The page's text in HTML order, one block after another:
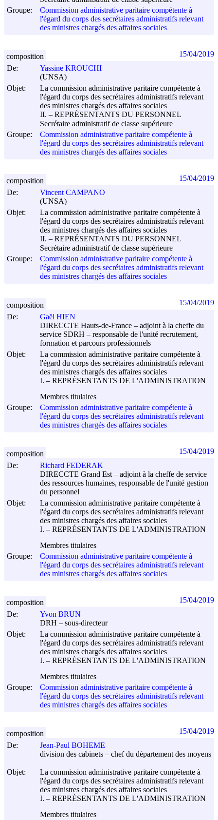
Groupe:
Commission administrative paritaire compétente à
l'égard du corps des secrétaires administratifs relevant
des ministres chargés des affaires sociales
De:
Yassine KROUCHI
(UNSA)
Objet:
La commission administrative paritaire compétente à
l'égard du corps des secrétaires administratifs relevant
des ministres chargés des affaires sociales
II. – REPRÉSENTANTS DU PERSONNEL
Secrétaire administratif de classe supérieure
Groupe:
Commission administrative paritaire compétente à
l'égard du corps des secrétaires administratifs relevant
des ministres chargés des affaires sociales
composition 15/04/2019
De:
Vincent CAMPANO
(UNSA)
Objet:
La commission administrative paritaire compétente à
l'égard du corps des secrétaires administratifs relevant
des ministres chargés des affaires sociales
II. – REPRÉSENTANTS DU PERSONNEL
Secrétaire administratif de classe supérieure
Groupe:
Commission administrative paritaire compétente à
l'égard du corps des secrétaires administratifs relevant
des ministres chargés des affaires sociales
composition 15/04/2019
De:
Gaël HIEN
DIRECCTE Hauts-de-France – adjoint à la cheffe du
service SDRH – responsable de l'unité recrutement,
formation et parcours professionnels
Objet:
La commission administrative paritaire compétente à
l'égard du corps des secrétaires administratifs relevant
des ministres chargés des affaires sociales
I. – REPRÉSENTANTS DE L'ADMINISTRATION
Membres titulaires
Groupe:
Commission administrative paritaire compétente à
l'égard du corps des secrétaires administratifs relevant
des ministres chargés des affaires sociales
composition 15/04/2019
De:
Richard FEDERAK
DIRECCTE Grand Est – adjoint à la cheffe de service
des ressources humaines, responsable de l'unité gestion
du personnel
Objet:
La commission administrative paritaire compétente à
l'égard du corps des secrétaires administratifs relevant
des ministres chargés des affaires sociales
I. – REPRÉSENTANTS DE L'ADMINISTRATION
Membres titulaires
Groupe:
Commission administrative paritaire compétente à
l'égard du corps des secrétaires administratifs relevant
des ministres chargés des affaires sociales
composition 15/04/2019
De:
Yvon BRUN
DRH – sous-directeur
Objet:
La commission administrative paritaire compétente à
l'égard du corps des secrétaires administratifs relevant
des ministres chargés des affaires sociales
I. – REPRÉSENTANTS DE L'ADMINISTRATION
Membres titulaires
Groupe:
Commission administrative paritaire compétente à
l'égard du corps des secrétaires administratifs relevant
des ministres chargés des affaires sociales
composition 15/04/2019
De:
Jean-Paul BOHEME
division des cabinets – chef du département des moyens
Objet:
La commission administrative paritaire compétente à
l'égard du corps des secrétaires administratifs relevant
des ministres chargés des affaires sociales
I. – REPRÉSENTANTS DE L'ADMINISTRATION
Membres titulaires
composition 15/04/2019